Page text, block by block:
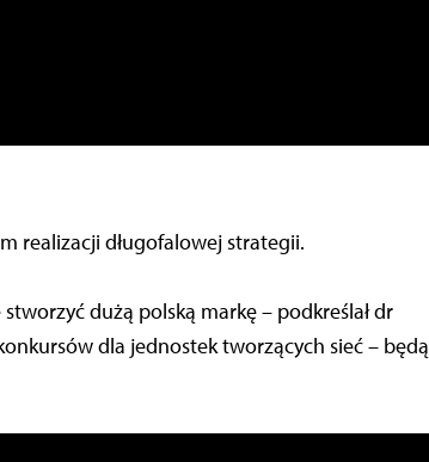
realizacji długofalowej strategii.
dużą polską markę – podkreślał dr
dla jednostek tworzących sieć – będą